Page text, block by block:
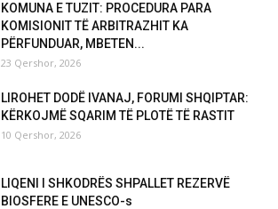
KOMUNA E TUZIT: PROCEDURA PARA
KOMISIONIT TË ARBITRAZHIT KA
PËRFUNDUAR, MBETEN...
23 Qershor, 2026
LIROHET DODË IVANAJ, FORUMI SHQIPTAR:
KËRKOJMË SQARIM TË PLOTË TË RASTIT
10 Qershor, 2026
LIQENI I SHKODRËS SHPALLET REZERVË
BIOSFERE E UNESCO-s